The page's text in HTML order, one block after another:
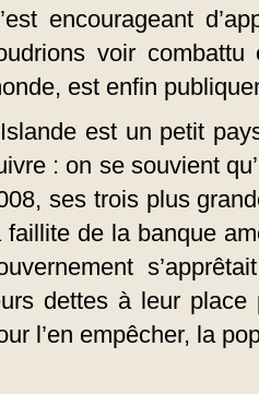
encourageant
voir
est enfin
est un petit
: on se souvient
ses trois plus
faillite de la banque
dettes à leur
l’en empêcher, la